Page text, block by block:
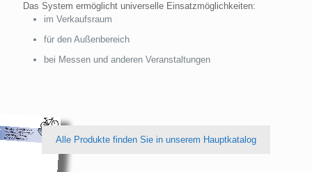
Das System ermöglicht universelle Einsatzmöglichkeiten:
im Verkaufsraum
für den Außenbereich
bei Messen und anderen Veranstaltungen
Alle Produkte finden Sie in unserem Hauptkatalog